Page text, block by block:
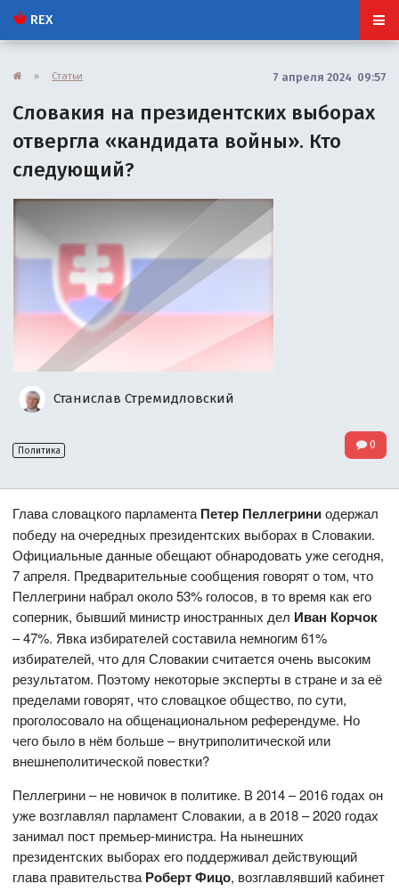
REX
» Статьи 7 апреля 2024 09:57
Словакия на президентских выборах
отвергла «кандидата войны». Кто
следующий?
Станислав Стремидловский
Политика 0
Глава словацкого парламентаПетер Пеллегриниодержал
победу на очередных президентских выборах в Словакии.
Официальные данные обещают обнародовать уже сегодня,
7 апреля. Предварительные сообщения говорят о том, что
Пеллегрини набрал около 53% голосов, в то время как его
соперник, бывший министр иностранных дел Иван Корчок
– 47%. Явка избирателей составила немногим 61%
избирателей, что для Словакии считается очень высоким
результатом. Поэтому некоторые эксперты в стране и за её
пределами говорят, что словацкое общество, по сути,
проголосовало на общенациональном референдуме. Но
чего было в нём больше – внутриполитической или
внешнеполитической повестки?
Пеллегрини – не новичок в политике. В 2014 – 2016 годах он
уже возглавлял парламент Словакии, а в 2018 – 2020 годах
занимал пост премьер-министра. На нынешних
президентских выборах его поддерживал действующий
глава правительстваРоберт Фицо, возглавлявший кабинет